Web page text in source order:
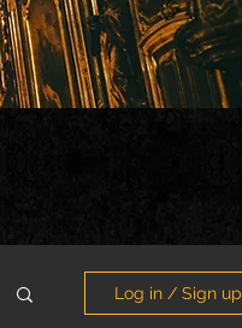
Log in / Sign up